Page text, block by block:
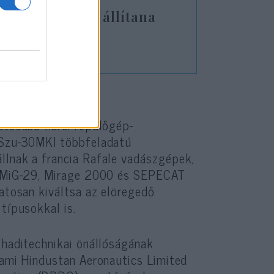
tankokat állítana
harci repülőgép-
30MKI többfeladatú
a francia Rafale vadászgépek,
29, Mirage 2000 és SEPECAT
kiváltsa az elöregedő
is.
önállóságának
Hindustan Aeronautics Limited